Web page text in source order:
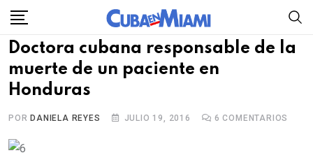
Skip
content
Doctora cubana responsable de la
muerte de un paciente en
Honduras
POR DANIELA REYES JULIO 19, 2016 6 COMENTARIOS